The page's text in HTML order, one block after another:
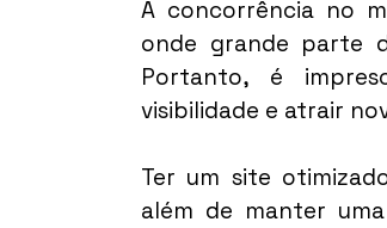
A concorrência no
onde grande parte
Portanto, é
visibilidade e atrair
Ter um site
além de manter